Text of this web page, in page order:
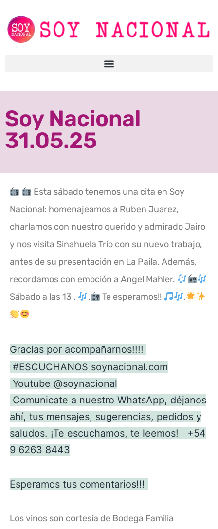
Soy Nacional
31.05.25
Esta sábado tenemos una cita en Soy
Nacional: homenajeamos a Ruben Juarez,
charlamos con nuestro querido y admirado Jairo
y nos visita Sinahuela Trío con su nuevo trabajo,
antes de su presentación en La Paila. Además,
recordamos con emoción a Angel Mahler.
Sábado a las 13 .
. Te esperamos!! .
Gracias por acompañarnos!!!!
#ESCUCHANOS soynacional.com
Youtube @soynacional
Comunicate a nuestro WhatsApp, déjanos
ahí, tus mensajes, sugerencias, pedidos y
saludos. ¡Te escuchamos, te leemos! +54
9 6263 8443
Esperamos tus comentarios!!!
Los vinos son cortesía de Bodega Familia